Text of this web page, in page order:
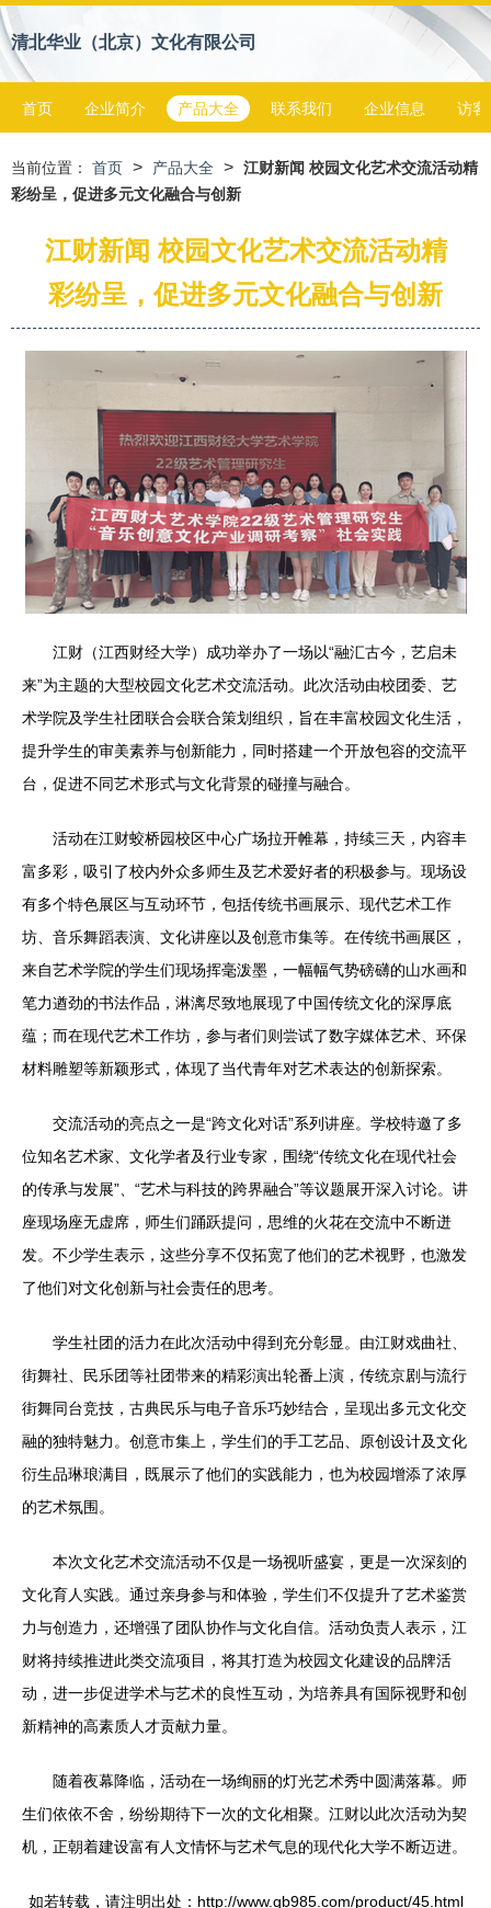
清北华业（北京）文化有限公司
首页 企业简介 产品大全 联系我们 企业信息 访客
当前位置： 首页 > 产品大全 > 江财新闻 校园文化艺术交流活动精
彩纷呈，促进多元文化融合与创新
江财新闻 校园文化艺术交流活动精
彩纷呈，促进多元文化融合与创新
江财（江西财经大学）成功举办了一场以“融汇古今，艺启未
来”为主题的大型校园文化艺术交流活动。此次活动由校团委、艺
术学院及学生社团联合会联合策划组织，旨在丰富校园文化生活，
提升学生的审美素养与创新能力，同时搭建一个开放包容的交流平
台，促进不同艺术形式与文化背景的碰撞与融合。
活动在江财蛟桥园校区中心广场拉开帷幕，持续三天，内容丰
富多彩，吸引了校内外众多师生及艺术爱好者的积极参与。现场设
有多个特色展区与互动环节，包括传统书画展示、现代艺术工作
坊、音乐舞蹈表演、文化讲座以及创意市集等。在传统书画展区，
来自艺术学院的学生们现场挥毫泼墨，一幅幅气势磅礴的山水画和
笔力遒劲的书法作品，淋漓尽致地展现了中国传统文化的深厚底
蕴；而在现代艺术工作坊，参与者们则尝试了数字媒体艺术、环保
材料雕塑等新颖形式，体现了当代青年对艺术表达的创新探索。
交流活动的亮点之一是“跨文化对话”系列讲座。学校特邀了多
位知名艺术家、文化学者及行业专家，围绕“传统文化在现代社会
的传承与发展”、“艺术与科技的跨界融合”等议题展开深入讨论。讲
座现场座无虚席，师生们踊跃提问，思维的火花在交流中不断迸
发。不少学生表示，这些分享不仅拓宽了他们的艺术视野，也激发
了他们对文化创新与社会责任的思考。
学生社团的活力在此次活动中得到充分彰显。由江财戏曲社、
街舞社、民乐团等社团带来的精彩演出轮番上演，传统京剧与流行
街舞同台竞技，古典民乐与电子音乐巧妙结合，呈现出多元文化交
融的独特魅力。创意市集上，学生们的手工艺品、原创设计及文化
衍生品琳琅满目，既展示了他们的实践能力，也为校园增添了浓厚
的艺术氛围。
本次文化艺术交流活动不仅是一场视听盛宴，更是一次深刻的
文化育人实践。通过亲身参与和体验，学生们不仅提升了艺术鉴赏
力与创造力，还增强了团队协作与文化自信。活动负责人表示，江
财将持续推进此类交流项目，将其打造为校园文化建设的品牌活
动，进一步促进学术与艺术的良性互动，为培养具有国际视野和创
新精神的高素质人才贡献力量。
随着夜幕降临，活动在一场绚丽的灯光艺术秀中圆满落幕。师
生们依依不舍，纷纷期待下一次的文化相聚。江财以此次活动为契
机，正朝着建设富有人文情怀与艺术气息的现代化大学不断迈进。
如若转载，请注明出处：http://www.qb985.com/product/45.html